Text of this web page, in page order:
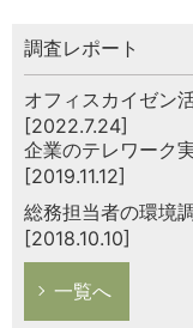
調査レポート
オフィスカイゼン
[2022.7.24]
企業のテレワーク
[2019.11.12]
総務担当者の環境
[2018.10.10]
一覧へ